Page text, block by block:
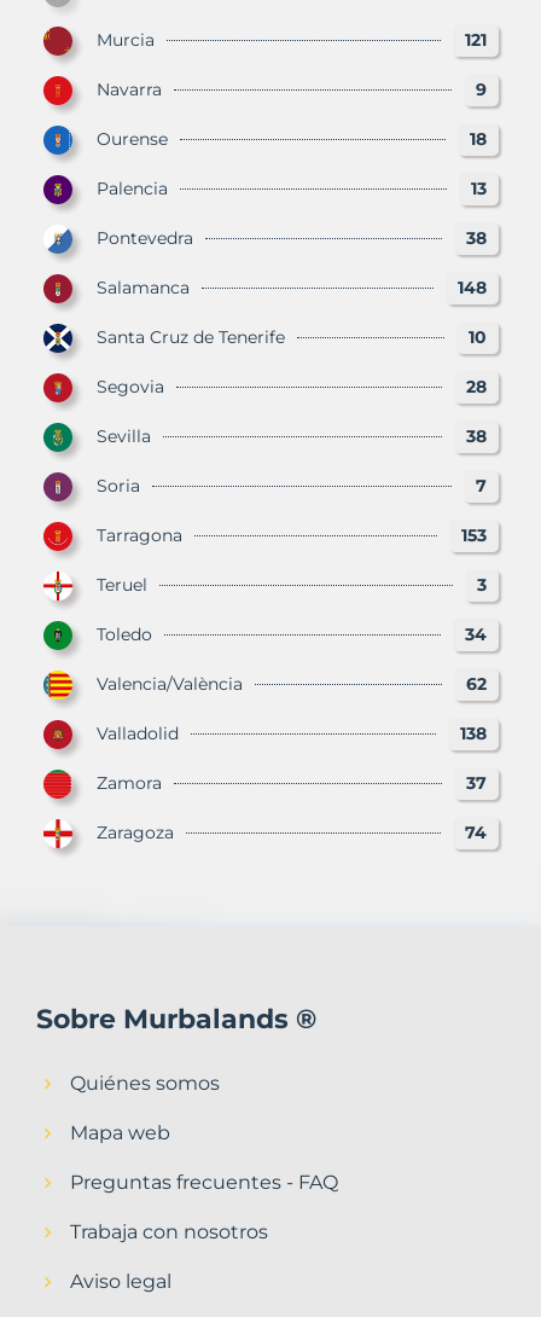
Murcia 121
Navarra 9
Ourense 18
Palencia 13
Pontevedra 38
Salamanca 148
Santa Cruz de Tenerife 10
Segovia 28
Sevilla 38
Soria 7
Tarragona 153
Teruel 3
Toledo 34
Valencia/València 62
Valladolid 138
Zamora 37
Zaragoza 74
Sobre Murbalands ®
Quiénes somos
Mapa web
Preguntas frecuentes - FAQ
Trabaja con nosotros
Aviso legal